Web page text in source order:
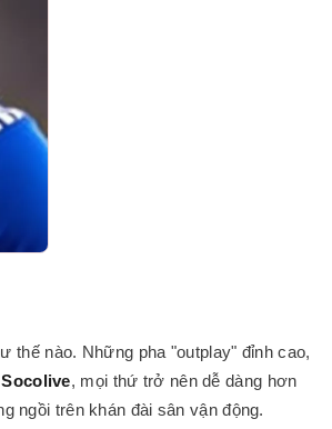
thế nào. Những pha "outplay" đỉnh cao,
Socolive, mọi thứ trở nên dễ dàng hơn
ngồi trên khán đài sân vận động.